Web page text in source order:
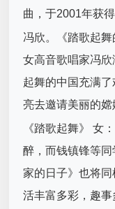
曲，于2001年获
冯欣。《踏歌起
女高音歌唱家冯
起舞的中国充满
亮去邀请美丽的嫦
《踏歌起舞》 女
醉，而钱镇锋等
家的日子》也将
活丰富多彩，趣